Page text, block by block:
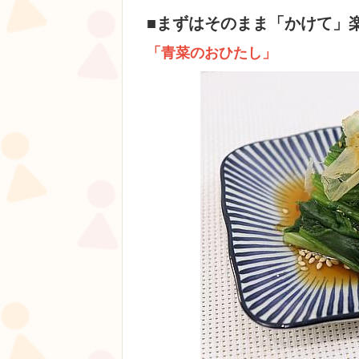
■まずはそのまま「かけて」
「青菜のおひたし」